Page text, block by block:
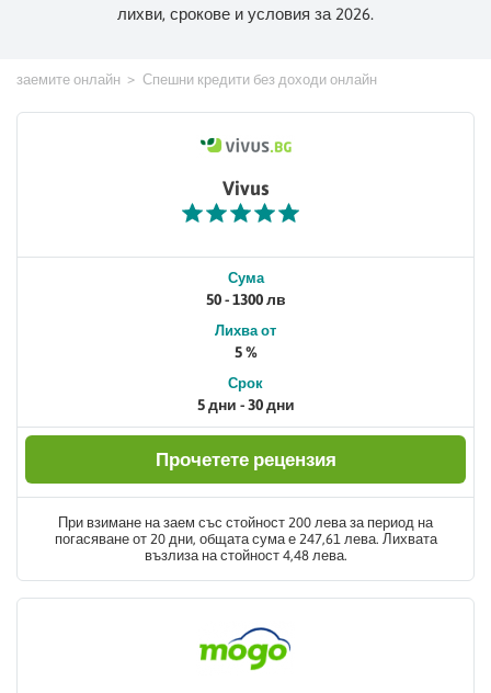
лихви, срокове и условия за 2026.
заемите онлайн Спешни кредити без доходи онлайн
Vivus
Сума
50 - 1300 лв
Лихва от
5 %
Срок
5 дни - 30 дни
Прочетете рецензия
При взимане на заем със стойност 200 лева за период на
погасяване от 20 дни, общата сума е 247,61 лева. Лихвата
възлиза на стойност 4,48 лева.